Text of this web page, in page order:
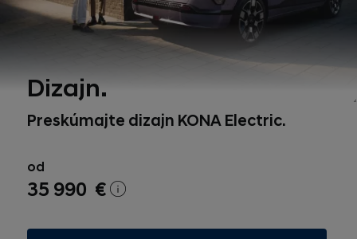
Dizajn.
Preskúmajte dizajn KONA Electric.
od
35 990 €